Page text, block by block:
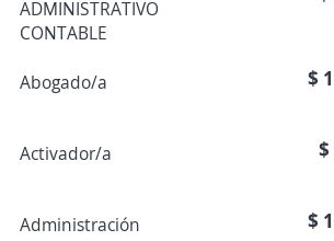
ADMINISTRATIVO
CONTABLE
Abogado/a $
Activador/a $
Administración $